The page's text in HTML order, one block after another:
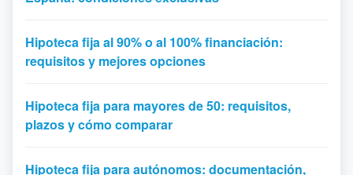
Hipoteca fija al 90% o al 100% financiación:
requisitos y mejores opciones
Hipoteca fija para mayores de 50: requisitos,
plazos y cómo comparar
Hipoteca fija para autónomos: documentación,